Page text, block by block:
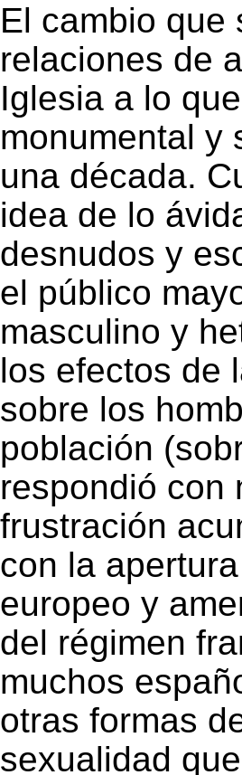
El cambio que
relaciones de
Iglesia a lo
monumental y
una década.
idea de lo
desnudos y
el público
masculino y
los efectos de
sobre los
población
respondió con
frustración
con la
europeo y
del régimen
muchos
otras formas
sexualidad